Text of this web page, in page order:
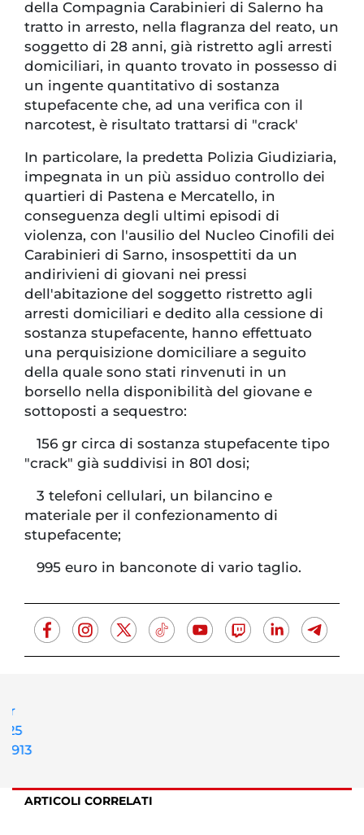
della Compagnia Carabinieri di Salerno ha
tratto in arresto, nella flagranza del reato, un
soggetto di 28 anni, già ristretto agli arresti
domiciliari, in quanto trovato in possesso di
un ingente quantitativo di sostanza
stupefacente che, ad una verifica con il
narcotest, è risultato trattarsi di "crack'
In particolare, la predetta Polizia Giudiziaria,
impegnata in un più assiduo controllo dei
quartieri di Pastena e Mercatello, in
conseguenza degli ultimi episodi di
violenza, con l'ausilio del Nucleo Cinofili dei
Carabinieri di Sarno, insospettiti da un
andirivieni di giovani nei pressi
dell'abitazione del soggetto ristretto agli
arresti domiciliari e dedito alla cessione di
sostanza stupefacente, hanno effettuato
una perquisizione domiciliare a seguito
della quale sono stati rinvenuti in un
borsello nella disponibilità del giovane e
sottoposti a sequestro:
156 gr circa di sostanza stupefacente tipo
"crack" già suddivisi in 801 dosi;
3 telefoni cellulari, un bilancino e
materiale per il confezionamento di
stupefacente;
995 euro in banconote di vario taglio.
ARTICOLI CORRELATI